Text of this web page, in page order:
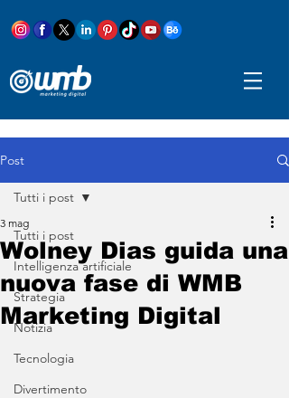
Post
Tutti i post
Intelligenza artificiale
Strategia
Notizia
Tecnologia
Divertimento
Tutti i post
Wolney Dias guida una
nuova fase di WMB
Marketing Digital
3 mag